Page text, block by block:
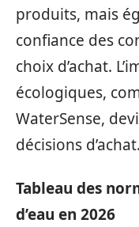
produits, mais
confiance des
choix d’achat.
écologiques,
WaterSense,
décisions d’achat.
Tableau des
d’eau en 2026